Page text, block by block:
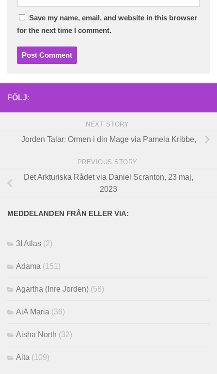
Save my name, email, and website in this browser
for the next time I comment.
FÖLJ:
NEXT STORY
Jorden Talar: Ormen i din Mage via Pamela Kribbe,
PREVIOUS STORY
Det Arkturiska Rådet via Daniel Scranton, 23 maj,
2023
MEDDELANDEN FRÅN ELLER VIA:
3I Atlas (2)
Adama (151)
Agartha (Inre Jorden) (58)
AiA Maria (36)
Aisha North (32)
Aita (109)